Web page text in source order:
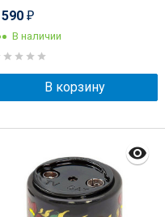
₽
В наличии
В корзину